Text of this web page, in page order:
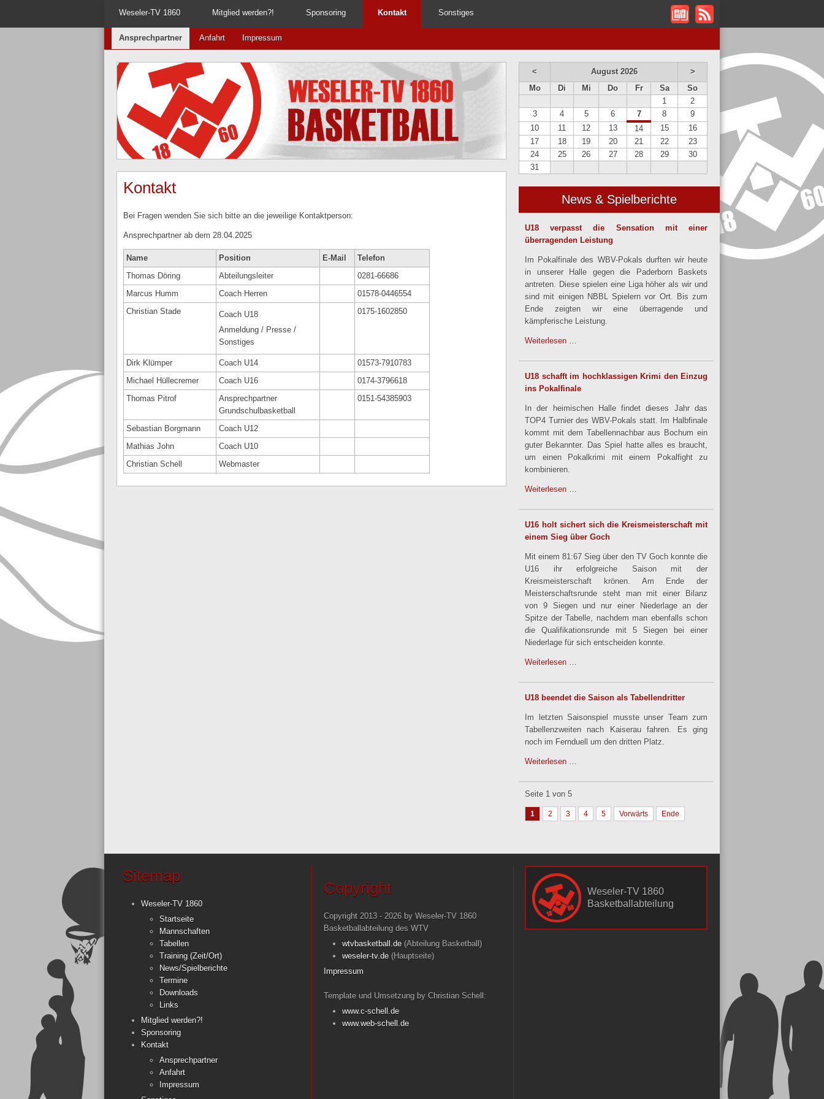
Weseler-TV 1860 Mitglied werden?! Sponsoring Kontakt Sonstiges
Ansprechpartner Anfahrt Impressum
Kontakt
Bei Fragen wenden Sie sich bitte an die jeweilige Kontaktperson:
Ansprechpartner ab dem 28.04.2025
Name Position E-Mail
Telefon
Thomas Döring
Abteilungsleiter
0281-66686
Marcus Humm
Coach Herren
01578-0446554
Christian Stade
Coach U18
Anmeldung / Presse /
Sonstiges
0175-1602850
Dirk Klümper Coach U14
01573-7910783
Michael Hüllecremer
Coach U16
0174-3796618
Thomas Pitrof
Ansprechpartner
Grundschulbasketball
0151-54385903
Sebastian Borgmann
Coach U12
Mathias John
Coach U10
Christian Schell
Webmaster
< August 2026
>
Mo
Di Mi Do Fr Sa
So
1
2
3
4 5 6 7 8
9
10
11 12 13 14 15
16
17
18 19 20 21 22
23
24
25 26 27 28 29
30
31
News & Spielberichte
U18 verpasst die Sensation mit einer
überragenden Leistung
Im Pokalfinale des WBV-Pokals durften wir heute
in unserer Halle gegen die Paderborn Baskets
antreten. Diese spielen eine Liga höher als wir und
sind mit einigen NBBL Spielern vor Ort. Bis zum
Ende zeigten wir eine überragende und
kämpferische Leistung.
Weiterlesen …
U18 schafft im hochklassigen Krimi den Einzug
ins Pokalfinale
In der heimischen Halle findet dieses Jahr das
TOP4 Turnier des WBV-Pokals statt. Im Halbfinale
kommt mit dem Tabellennachbar aus Bochum ein
guter Bekannter. Das Spiel hatte alles es braucht,
um einen Pokalkrimi mit einem Pokalfight zu
kombinieren.
Weiterlesen …
U16 holt sichert sich die Kreismeisterschaft mit
einem Sieg über Goch
Mit einem 81:67 Sieg über den TV Goch konnte die
U16 ihr erfolgreiche Saison mit der
Kreismeisterschaft krönen. Am Ende der
Meisterschaftsrunde steht man mit einer Bilanz
von 9 Siegen und nur einer Niederlage an der
Spitze der Tabelle, nachdem man ebenfalls schon
die Qualifikationsrunde mit 5 Siegen bei einer
Niederlage für sich entscheiden konnte.
Weiterlesen …
U18 beendet die Saison als Tabellendritter
Im letzten Saisonspiel musste unser Team zum
Tabellenzweiten nach Kaiserau fahren. Es ging
noch im Fernduell um den dritten Platz.
Weiterlesen …
Seite 1 von 5
1 2 3 4 5 Vorwärts Ende
Sitemap
Weseler-TV 1860
Startseite
Mannschaften
Tabellen
Training (Zeit/Ort)
News/Spielberichte
Termine
Downloads
Links
Mitglied werden?!
Sponsoring
Kontakt
Ansprechpartner
Anfahrt
Impressum
Copyright
Copyright 2013 - 2026 by Weseler-TV 1860
Basketballabteilung des WTV
wtvbasketball.de (Abteilung Basketball)
weseler-tv.de (Hauptseite)
Impressum
Template und Umsetzung by Christian Schell:
www.c-schell.de
www.web-schell.de
Weseler-TV 1860
Basketballabteilung